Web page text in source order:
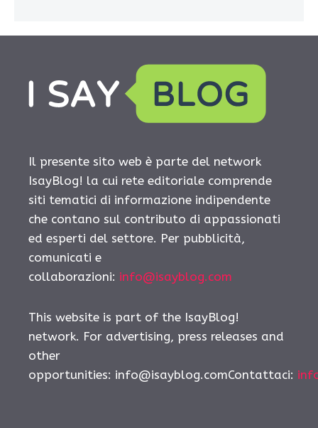
Il presente sito web è parte del network
IsayBlog! la cui rete editoriale comprende
siti tematici di informazione indipendente
che contano sul contributo di appassionati
ed esperti del settore. Per pubblicità,
comunicati e
collaborazioni: info@isayblog.com
This website is part of the IsayBlog!
network. For advertising, press releases and
other
opportunities: info@isayblog.comContattaci: